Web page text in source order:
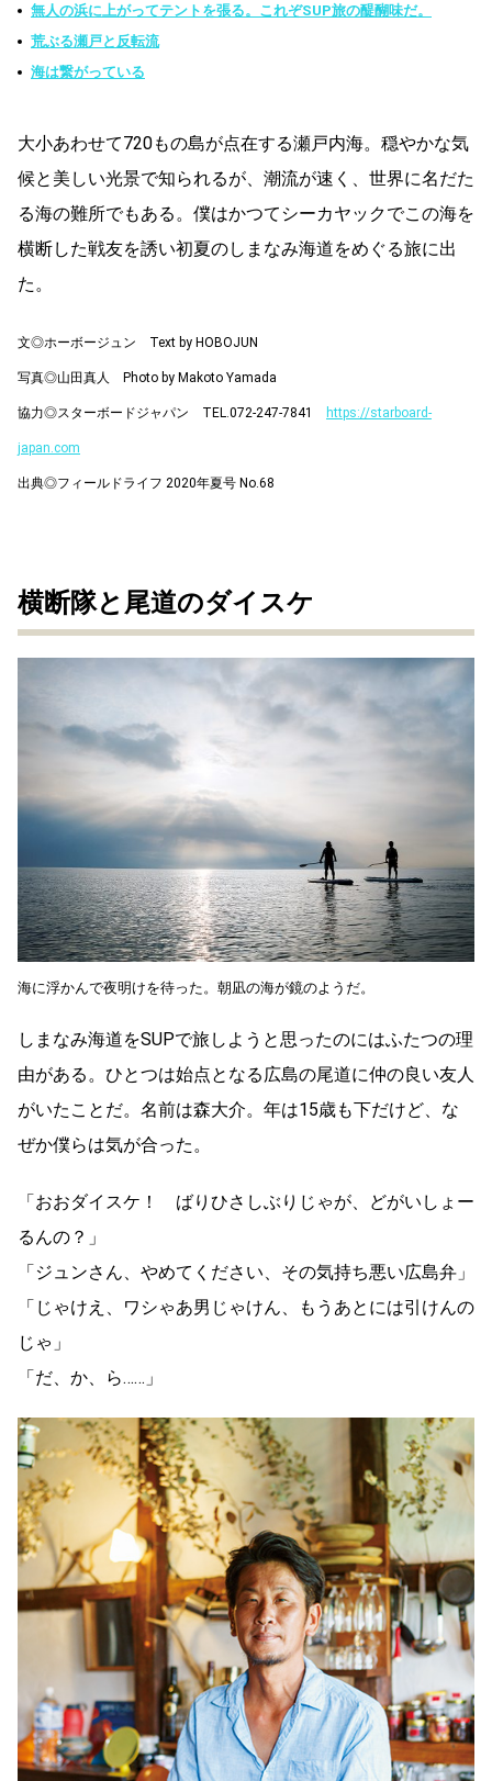
無人の浜に上がってテントを張る。これぞSUP旅の醍醐味だ。
荒ぶる瀬戸と反転流
海は繋がっている
大小あわせて720もの島が点在する瀬戸内海。穏やかな気
候と美しい光景で知られるが、潮流が速く、世界に名だた
る海の難所でもある。僕はかつてシーカヤックでこの海を
横断した戦友を誘い初夏のしまなみ海道をめぐる旅に出
た。
文◎ホーボージュン Text by HOBOJUN
写真◎山田真人 Photo by Makoto Yamada
協力◎スターボードジャパン TEL.072-247-7841 https://starboard-
japan.com
出典◎フィールドライフ 2020年夏号 No.68
横断隊と尾道のダイスケ
海に浮かんで夜明けを待った。朝凪の海が鏡のようだ。
しまなみ海道をSUPで旅しようと思ったのにはふたつの理
由がある。ひとつは始点となる広島の尾道に仲の良い友人
がいたことだ。名前は森大介。年は15歳も下だけど、な
ぜか僕らは気が合った。
「おおダイスケ！ ばりひさしぶりじゃが、どがいしょー
るんの？」
「ジュンさん、やめてください、その気持ち悪い広島弁」
「じゃけえ、ワシゃあ男じゃけん、もうあとには引けんの
じゃ」
「だ、か、ら……」